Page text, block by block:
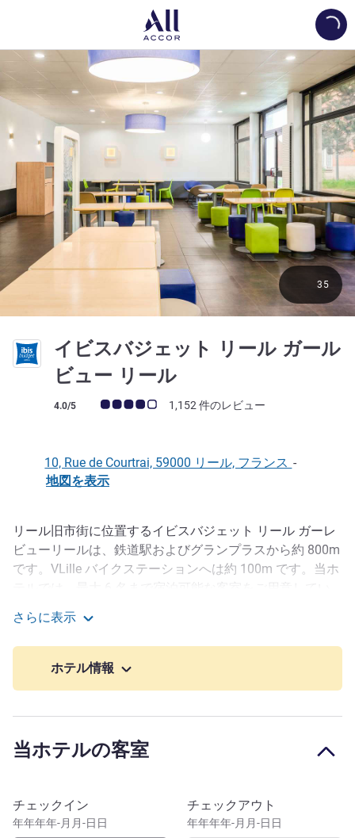
イビスバジェット リール ガール
ビュー リール
お客さまの声 (確認済みレビュー アコーホテルズ)
4.0/5 1,152 件のレビュー
35
10, Rue de Courtrai, 59000 リール, フランス -
地図を表示
説明
リール旧市街に位置するイビスバジェット リール ガーレ
ビューリールは、鉄道駅およびグランプラスから約 800m
です。VLille バイクステーションへは約 100m です。当ホ
ます。その客室には、Chromecast 機能付きスマート
TV、有料の屋根付き専用駐車場（オンラインで事前予約
可能）、超高速ファイバー Wi-Fi が備わります。ケータリ
ング：EUR 8.90 で朝食ビュッフェを楽しめ、職人が焼く
ホテルは美しいリール旧市街に位置しております。主要な
から100 m、ゼニスおよびグランパレまで15分です。近隣
な方にも便利で、マルクスドルモアオリンピックプールが
5km離れたところにあり、グランスタッドピエールモーロ
さらに表示
ホテル情報
当ホテルの客室
このホテルを予約
チェックイン
年年年年-月月-日日
チェックアウト
年年年年-月月-日日